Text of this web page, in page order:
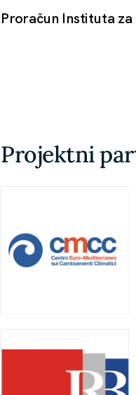
Proračun Instituta
Projektni